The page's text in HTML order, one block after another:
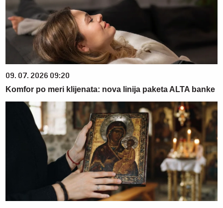
09. 07. 2026 09:20
Komfor po meri klijenata: nova linija paketa ALTA banke